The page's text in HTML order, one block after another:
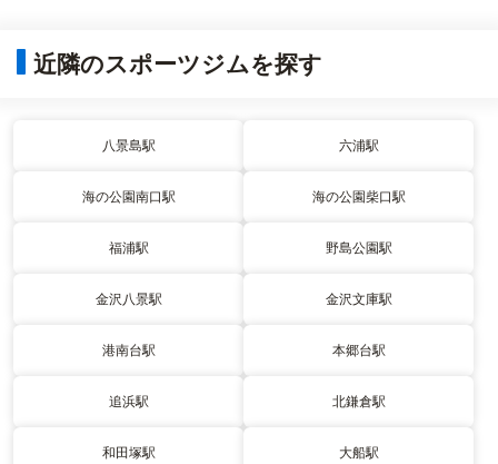
近隣のスポーツジムを探す
八景島駅 六浦駅
海の公園南口駅 海の公園柴口駅
福浦駅 野島公園駅
金沢八景駅 金沢文庫駅
港南台駅 本郷台駅
追浜駅 北鎌倉駅
和田塚駅 大船駅